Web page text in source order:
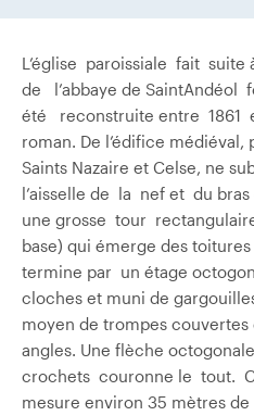
L’église paroissiale fait
de l’abbaye de Saint­Andéol
été reconstruite entre 1861
roman. De l’édifice médiéval,
Saints Nazaire et Celse, ne
l’aisselle de la nef et du bras
une grosse tour
base) qui émerge des
termine par un étage
cloches et muni de
moyen de trompes
angles. Une flèche
crochets couronne le tout.
mesure environ 35 mètres de